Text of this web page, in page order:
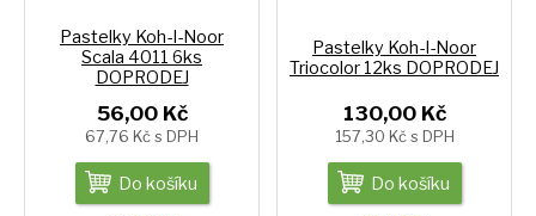
Pastelky Koh-I-Noor
Scala 4011 6ks
DOPRODEJ
56,00 Kč
67,76 Kč s DPH
Do košíku
Pastelky Koh-I-Noor
Triocolor 12ks DOPRODEJ
130,00 Kč
157,30 Kč s DPH
Do košíku